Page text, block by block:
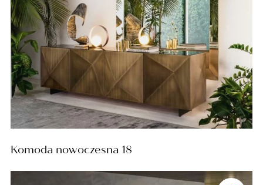
Komoda nowoczesna 18